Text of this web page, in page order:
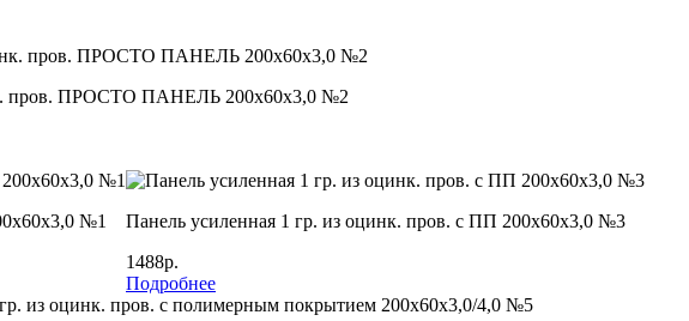
пров. ПРОСТО ПАНЕЛЬ 200х60х3,0 №2
№1
Панель усиленная 1 гр. из оцинк. пров. с ПП 200х60х3,0 №3
1488р.
Подробнее